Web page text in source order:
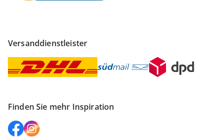
Versanddienstleister
Finden Sie mehr Inspiration